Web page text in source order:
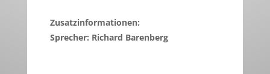
Zusatzinformationen:
Sprecher: Richard Barenberg